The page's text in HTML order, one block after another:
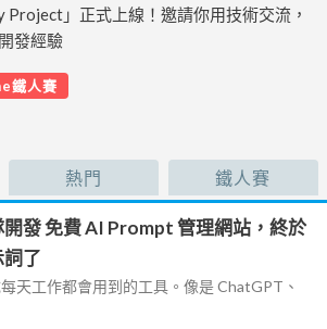
Project」正式上線！邀請你用技術交流，
發經驗
鐵人賽
熱門 鐵人賽
開發 免費 AI Prompt 管理網站，終於
了
天工作都會用到的工具。像是 ChatGPT、